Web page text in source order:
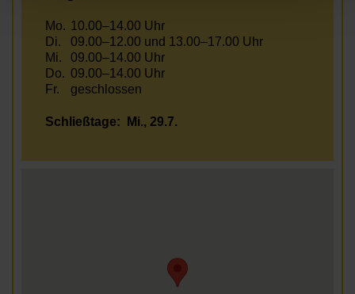
Mo. 10.00–14.00 Uhr
Di.
09.00–12.00 und 13.00–17.00 Uhr
Mi.
09.00–14.00 Uhr
Do. 09.00–14.00 Uhr
Fr.
geschlossen
Schließtage: Mi., 29.7.